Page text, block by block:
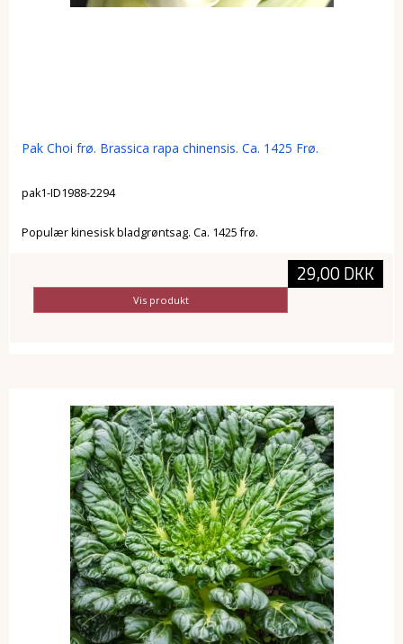
Pak Choi frø. Brassica rapa chinensis. Ca. 1425 Frø.
pak1-ID1988-2294
Populær kinesisk bladgrøntsag. Ca. 1425 frø.
29,00 DKK
Vis produkt